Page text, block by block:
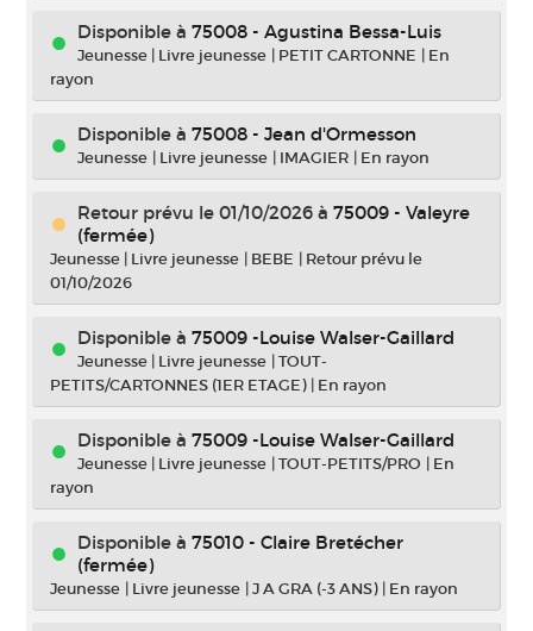
Disponible à 75008 - Agustina Bessa-Luis
Jeunesse | Livre jeunesse | PETIT CARTONNE | En
rayon
Disponible à 75008 - Jean d'Ormesson
Jeunesse | Livre jeunesse | IMAGIER | En rayon
Retour prévu le 01/10/2026 à 75009 - Valeyre
(fermée)
Jeunesse | Livre jeunesse | BEBE | Retour prévu le
01/10/2026
Disponible à 75009 -Louise Walser-Gaillard
Jeunesse | Livre jeunesse |TOUT-
PETITS/CARTONNES (1ER ETAGE) | En rayon
Disponible à 75009 -Louise Walser-Gaillard
Jeunesse | Livre jeunesse |TOUT-PETITS/PRO | En
rayon
Disponible à 75010 - Claire Bretécher
(fermée)
Jeunesse | Livre jeunesse |J A GRA (-3 ANS) | En rayon